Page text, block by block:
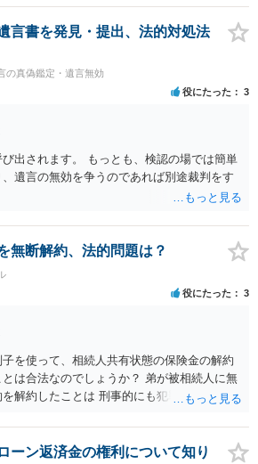
第ですが、 ・御祖母様の認知能力に関する
が提出されればその効力が否定される可能性
身が分割協議に加わっていること ・御祖母
議を行う実益が誰にあったかの立証が困難
際に遺産分割協議の効力が否定される可能
証のハードルは非常に高い）ということが
言書を発見・提出、法的対処法
の真偽鑑定・遺言無効
役にたった 3
出されます。 もっとも、検認の場では簡単
遺言の無効を争うのであれば別途裁判をす
無断解約、法的問題は？
役にたった 3
を使って、相続人共有状態の保険金の解約
は合法なのでしょうか？ 弟が被相続人に無
解約したことは 刑事的にも犯罪となる可能
して、弁護士に面談で詳しい事情を話して
ます。
ーン返済金の権利について知り